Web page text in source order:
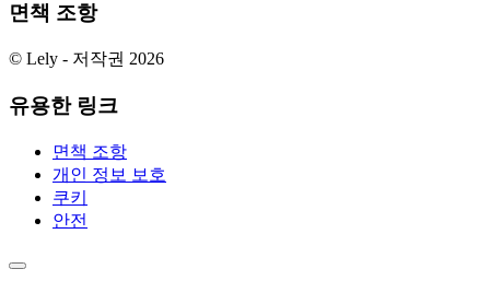
면책 조항
© Lely - 저작권 2026
유용한 링크
면책 조항
개인 정보 보호
쿠키
안전